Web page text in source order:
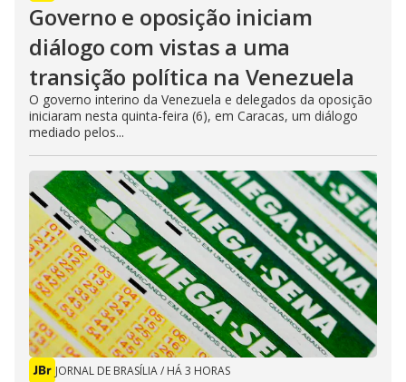
Governo e oposição iniciam
diálogo com vistas a uma
transição política na Venezuela
O governo interino da Venezuela e delegados da oposição
iniciaram nesta quinta-feira (6), em Caracas, um diálogo
mediado pelos...
JORNAL DE BRASÍLIA/ HÁ 3 HORAS